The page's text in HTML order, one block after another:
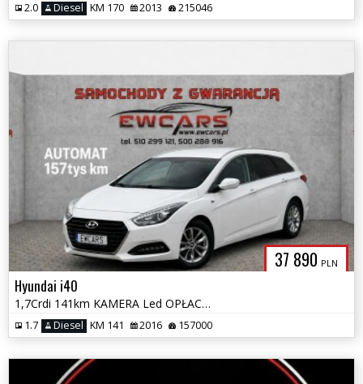
2.0 Diesel KM 170 2013 215046
37 890 PLN
Hyundai i40
1,7Crdi 141km KAMERA Led OPŁACONY Navi
1.7 Diesel KM 141 2016 157000